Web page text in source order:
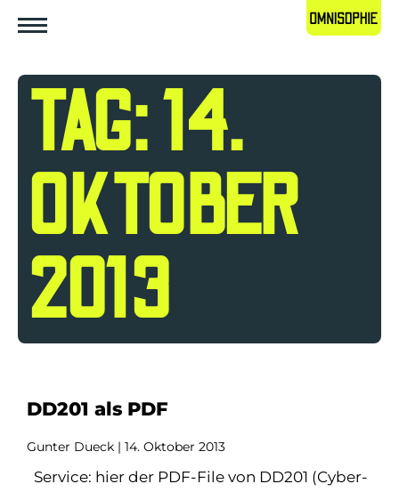
TAG: 14.
OKTOBER
2013
DD201 als PDF
Gunter Dueck 14. Oktober 2013
Service: hier der PDF-File von DD201 (Cyber-